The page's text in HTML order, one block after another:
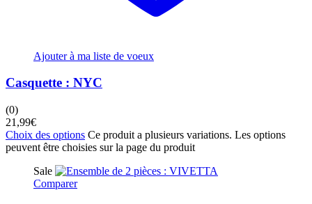
Ajouter à ma liste de voeux
Casquette : NYC
(0)
21,99€
Choix des options Ce produit a plusieurs variations. Les options
peuvent être choisies sur la page du produit
Sale
Comparer